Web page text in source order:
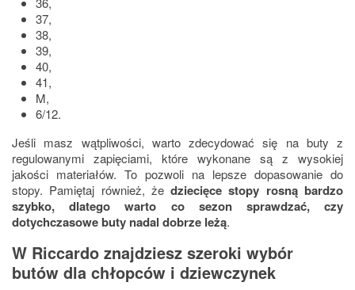
37,
38,
39,
40,
41,
M,
6/12.
Jeśli masz wątpliwości, warto zdecydować się na buty z
regulowanymi zapięciami, które wykonane są z wysokiej
jakości materiałów. To pozwoli na lepsze dopasowanie do
stopy. Pamiętaj również, żedziecięce stopy rosną bardzo
szybko, dlatego warto co sezon sprawdzać, czy
dotychczasowe buty nadal dobrze leżą.
W Riccardo znajdziesz szeroki wybór
butów dla chłopców i dziewczynek